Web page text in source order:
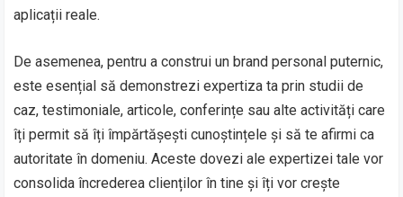
aplicații reale.
De asemenea, pentru a construi un brand personal puternic,
este esențial să demonstrezi expertiza ta prin studii de
caz, testimoniale, articole, conferințe sau alte activități care
îți permit să îți împărtășești cunoștințele și să te afirmi ca
autoritate în domeniu. Aceste dovezi ale expertizei tale vor
consolida încrederea clienților în tine și îți vor crește